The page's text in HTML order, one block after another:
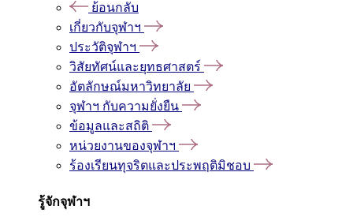
ย้อนกลับ
เกี่ยวกับจุฬาฯ
ประวัติจุฬาฯ
วิสัยทัศน์และยุทธศาสตร์
อัตลักษณ์มหาวิทยาลัย
จุฬาฯ กับความยั่งยืน
ข้อมูลและสถิติ
หน่วยงานของจุฬาฯ
ร้องเรียนทุจริตและประพฤติมิชอบ
รู้จักจุฬาฯ